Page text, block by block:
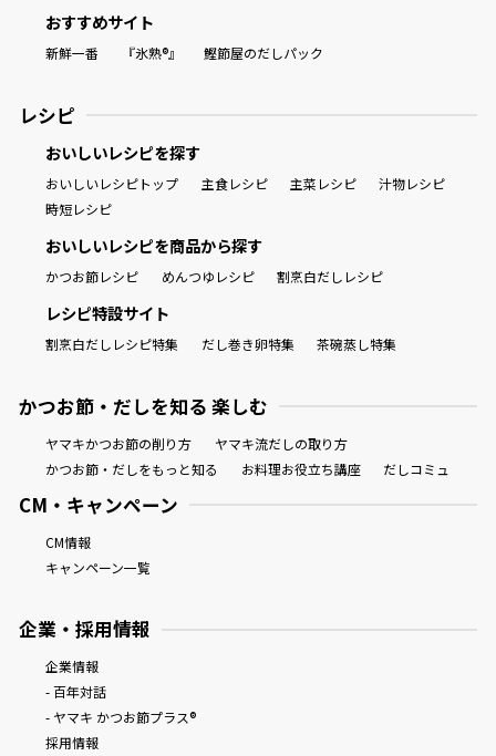
おすすめサイト
新鮮一番 『氷熟®』 鰹節屋のだしパック
レシピ
おいしいレシピを探す
おいしいレシピトップ 主食レシピ 主菜レシピ
汁物レシピ
時短レシピ
おいしいレシピを商品から探す
かつお節レシピ めんつゆレシピ 割烹白だしレシピ
レシピ特設サイト
割烹白だしレシピ特集 だし巻き卵特集 茶碗蒸し特集
かつお節・だしを知る 楽しむ
ヤマキかつお節の削り方
ヤマキ流だしの取り方
かつお節・だしをもっと知る
お料理お役立ち講座 だしコミュ
CM・キャンペーン
CM情報
キャンペーン一覧
企業・採用情報
企業情報
- 百年対話
- ヤマキ かつお節プラス®
採用情報